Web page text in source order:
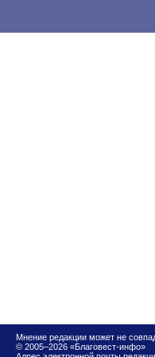
Мнение редакции может не
© 2005–2026 «Благовест-инфо»